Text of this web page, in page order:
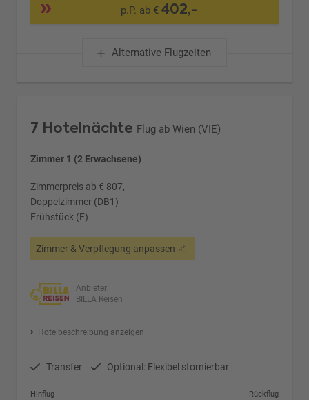
p.P. ab €402,-
Alternative Flugzeiten
7 Hotelnächte Flug ab Wien (VIE)
Zimmer 1 (2 Erwachsene)
Zimmerpreis ab € 807,-
Doppelzimmer (DB1)
Frühstück (F)
Zimmer & Verpflegung anpassen
Anbieter:
BILLA Reisen
Hotelbeschreibung anzeigen
Transfer Optional: Flexibel stornierbar
Hinflug
Rückflug